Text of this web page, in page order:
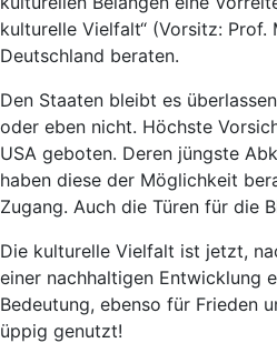
kulturelle Vielfalt“ (Vorsitz:
Deutschland beraten.
Den Staaten bleibt es
oder eben nicht. Höchste
USA geboten. Deren jüngste
haben diese der Möglichkeit
Zugang. Auch die Türen für die
Die kulturelle Vielfalt ist jetzt,
einer nachhaltigen Entwicklung
Bedeutung, ebenso für Frieden
üppig genutzt!